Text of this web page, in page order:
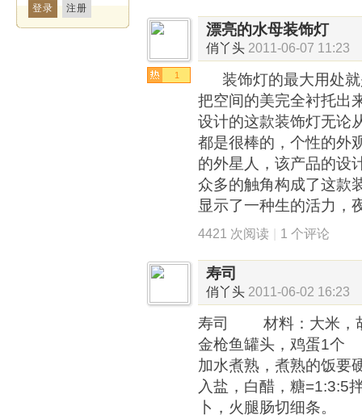
登录
1
漂亮的水母装饰灯
俏丫头 2011-06-07 11:23
装饰灯的最大用处就
把空间的美完全衬托出
设计的这款装饰灯无论
都是很棒的，个性的外
的外星人，该产品的设
众多的触角构成了这款
显示了一种生的活力，
4421 次阅读 | 1 个评论
寿司
俏丫头 2011-06-02 16:23
寿司 材料：大米，胡
金枪鱼罐头，鸡蛋
加水煮熟，煮熟的饭
入盐，白醋，糖
卜，火腿肠切细条。